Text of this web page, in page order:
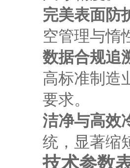
完美表面防
空管理与惰
数据合规追
高标准制造
要求。
洁净与高效
统，显著缩
技术参数